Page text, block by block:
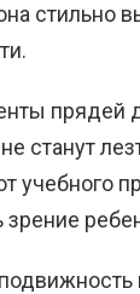
стильно
прядей
станут
учебного
зрение